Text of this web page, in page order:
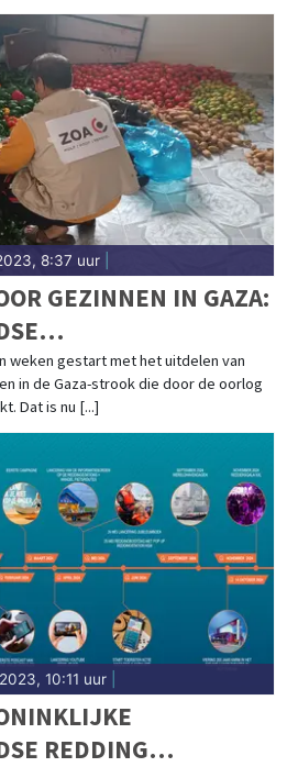
8:37 uur
GEZINNEN IN GAZA:
ZOA
OORLOGSGEBIED
weken gestart met het uitdelen van
in de Gaza-strook die door de oorlog
Dat is nu [...]
10:11 uur
REDDING